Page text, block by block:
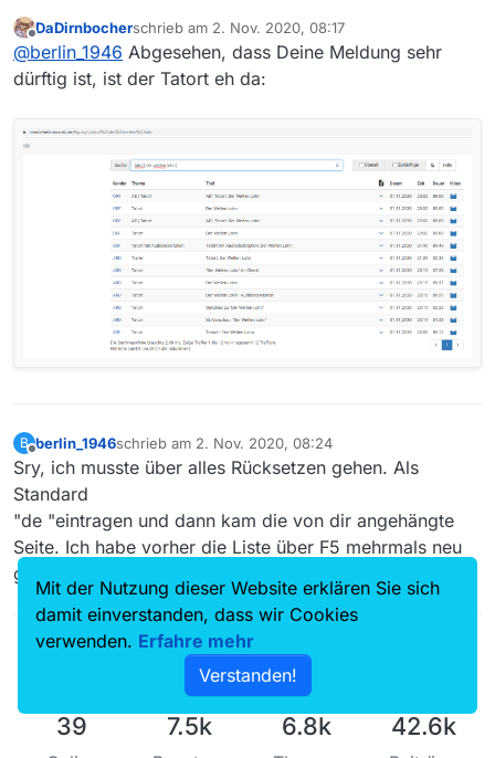
Sender:
Sendung:
Link zur Sendung in der Mediathek:
Link Beschreibung / Text
Betriebssystem:
MediathekView-Version:
Offline
DaDirnbocherschrieb am 2. Nov. 2020, 08:17
zuletzt editiert von
@berlin_1946 Abgesehen, dass Deine Meldung sehr
dürftig ist, ist der Tatort eh da:
B
Offline
berlin_1946schrieb am 2. Nov. 2020, 08:24
zuletzt editiert von
Sry, ich musste über alles Rücksetzen gehen. Als
Standard
"de "eintragen und dann kam die von dir angehängte
Seite. Ich habe vorher die Liste über F5 mehrmals neu
geladen.Danke für die Info.
39 7.5k 6.8k 42.6k
Mit der Nutzung dieser Website erklären Sie sich
damit einverstanden, dass wir Cookies
verwenden. Erfahre mehr
Verstanden!